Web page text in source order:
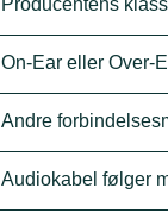
Producentens
On-Ear eller Over-
Andre
Audiokabel følger